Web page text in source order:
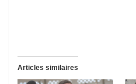
Articles similaires